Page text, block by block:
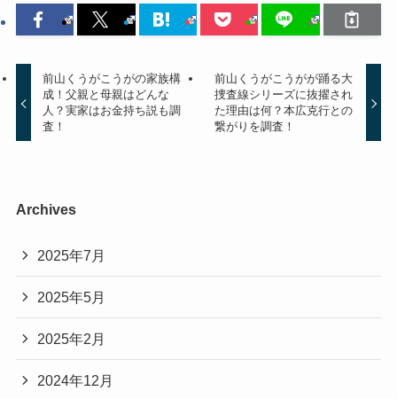
前山くうがこうがの家族構
成！父親と母親はどんな
人？実家はお金持ち説も調
査！
前山くうがこうがが踊る大
捜査線シリーズに抜擢され
た理由は何？本広克行との
繋がりを調査！
Archives
2025年7月
2025年5月
2025年2月
2024年12月